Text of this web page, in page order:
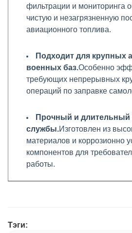
фильтрации и мониторинга
чистую и незагрязненную
авиационного топлива.
Подходит для крупных
военных баз.Особенно
требующих непрерывных
операций по заправке
Прочный и длительный
службы.Изготовлен из
материалов и коррозионно
компонентов для
работы.
Тэги: